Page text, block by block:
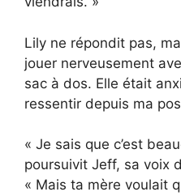
Lily ne répondit pas,
jouer nerveusement
sac à dos. Elle était
ressentir depuis ma
« Je sais que c’est
poursuivit Jeff, sa voix
« Mais ta mère voulait